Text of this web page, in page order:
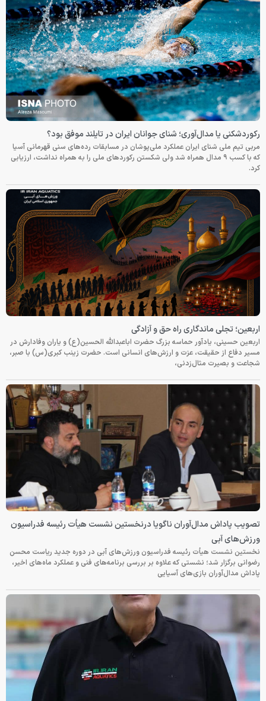
رکوردشکنی یا مدال‌آوری؛ شنای جوانان ایران در تایلند موفق بود؟
مربی تیم ملی شنای ایران عملکرد ملی‌پوشان در مسابقات رده‌های سنی قهرمانی آسیا
که با کسب ۹ مدال همراه شد ولی شکستن رکوردهای ملی را به همراه نداشت، ارزیابی
کرد.
اربعین؛ تجلی ماندگاری راه حق و آزادگی
اربعین حسینی، یادآور حماسه بزرگ حضرت اباعبدالله الحسین(ع) و یاران وفادارش در
مسیر دفاع از حقیقت، عزت و ارزش‌های انسانی است. حضرت زینب کبری(س) با صبر،
شجاعت و بصیرت مثال‌زدنی،
تصویب پاداش مدال‌آوران ناگویا درنخستین نشست هیأت رئیسه فدراسیون
ورزش‌های آبی
نخستین نشست هیأت رئیسه فدراسیون ورزش‌های آبی در دوره جدید ریاست محسن
رضوانی برگزار شد؛ نشستی که علاوه بر بررسی برنامه‌های فنی و عملکرد ماه‌های اخیر،
پاداش مدال‌آوران بازی‌های آسیایی